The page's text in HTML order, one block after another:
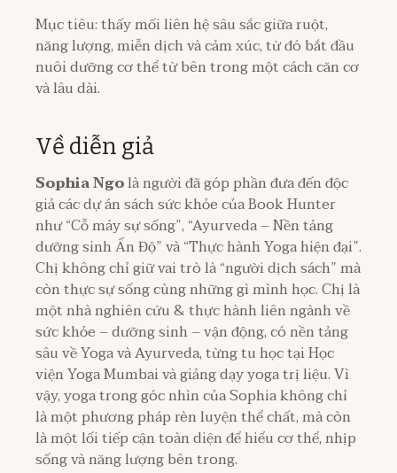
Mục tiêu: thấy mối liên hệ sâu sắc giữa ruột,
năng lượng, miễn dịch và cảm xúc, từ đó bắt đầu
nuôi dưỡng cơ thể từ bên trong một cách căn cơ
và lâu dài.
Về diễn giả
Sophia Ngolà người đã góp phần đưa đến độc
giả các dự án sách sức khỏe của Book Hunter
như “Cỗ máy sự sống”, “Ayurveda – Nền tảng
dưỡng sinh Ấn Độ” và “Thực hành Yoga hiện đại”.
Chị không chỉ giữ vai trò là “người dịch sách” mà
còn thực sự sống cùng những gì mình học. Chị là
một nhà nghiên cứu & thực hành liên ngành về
sức khỏe – dưỡng sinh – vận động, có nền tảng
sâu về Yoga và Ayurveda, từng tu học tại Học
viện Yoga Mumbai và giảng dạy yoga trị liệu. Vì
vậy, yoga trong góc nhìn của Sophia không chỉ
là một phương pháp rèn luyện thể chất, mà còn
là một lối tiếp cận toàn diện để hiểu cơ thể, nhịp
sống và năng lượng bên trong.